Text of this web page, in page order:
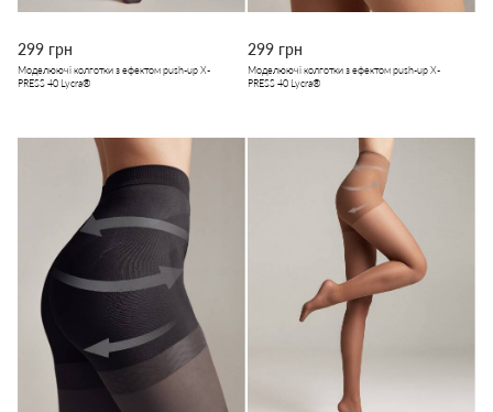
299 грн
Моделюючі колготки з ефектом push-up X-
PRESS 40 Lycra®
299 грн
Моделюючі колготки з ефектом push-up X-
PRESS 40 Lycra®